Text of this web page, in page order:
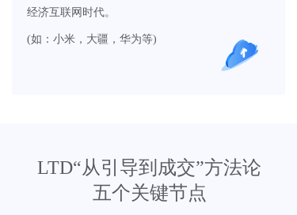
经济互联网时代。
(如：小米，大疆，华为等)
LTD“从引导到成交”方法论
五个关键节点